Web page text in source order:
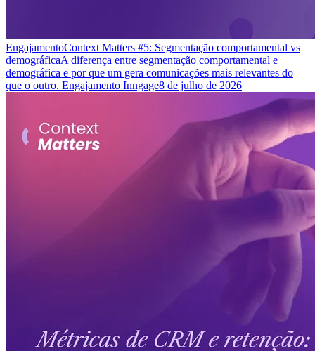
EngajamentoContext Matters #5: Segmentação comportamental vs
demográficaA diferença entre segmentação comportamental e
demográfica e por que um gera comunicações mais relevantes do
que o outro. Engajamento Inngage8 de julho de 2026